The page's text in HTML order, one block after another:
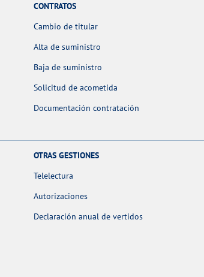
CONTRATOS
Cambio de titular
Alta de suministro
Baja de suministro
Solicitud de acometida
Documentación contratación
OTRAS GESTIONES
Telelectura
Autorizaciones
Declaración anual de vertidos